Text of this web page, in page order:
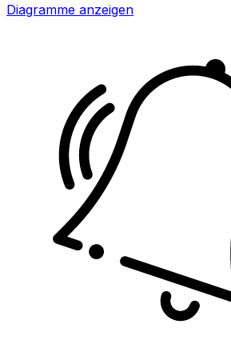
Diagramme anzeigen